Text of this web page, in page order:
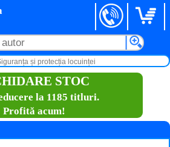
și protecția locuinței
STOC
la 1185 titluri.
Profită acum!